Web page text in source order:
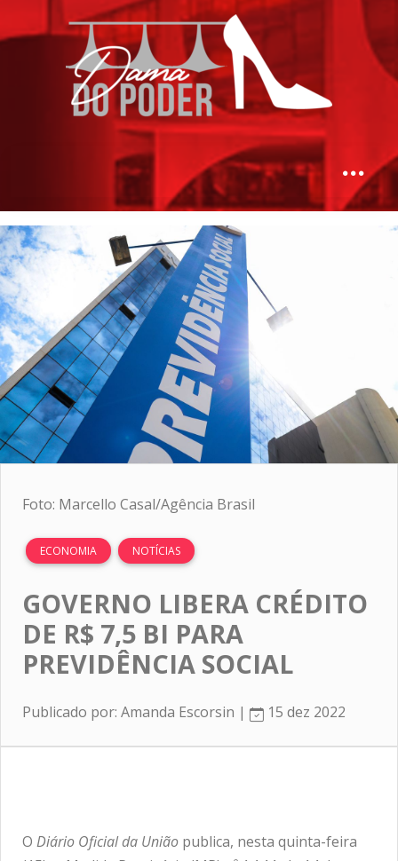
Foto: Marcello Casal/Agência Brasil
ECONOMIA NOTÍCIAS
GOVERNO LIBERA CRÉDITO
DE R$ 7,5 BI PARA
PREVIDÊNCIA SOCIAL
Publicado por: Amanda Escorsin | 15 dez 2022
O Diário Oficial da União publica, nesta quinta-feira